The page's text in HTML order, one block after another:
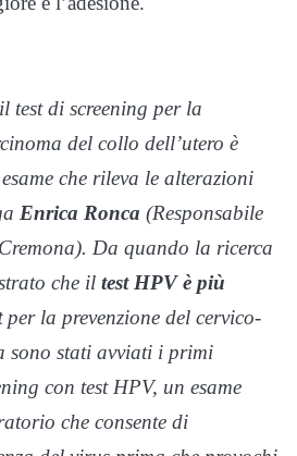
di screening per la
del collo dell’utero è
che rileva le alterazioni
Enrica Ronca (Responsabile
Da quando la ricerca
che il test HPV è più
per la prevenzione del cervico-
sono stati avviati i primi
con test HPV, un esame
che consente di